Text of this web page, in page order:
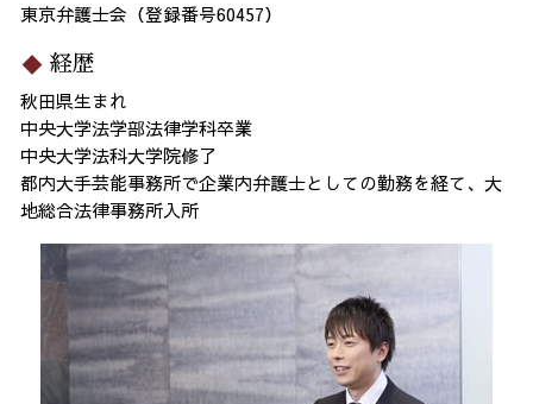
東京弁護士会（登録番号60457）
経歴
秋田県生まれ
中央大学法学部法律学科卒業
中央大学法科大学院修了
都内大手芸能事務所で企業内弁護士としての勤務を経て、大
地総合法律事務所入所